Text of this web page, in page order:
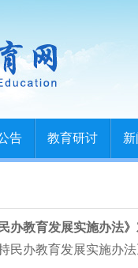
告 教育研讨
办教育发展实施办法
民办教育发展实施办